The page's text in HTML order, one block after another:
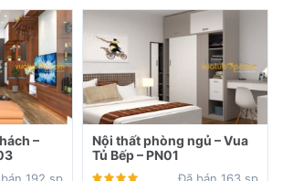
–
Nội thất phòng ngủ – Vua
Tủ Bếp – PN01